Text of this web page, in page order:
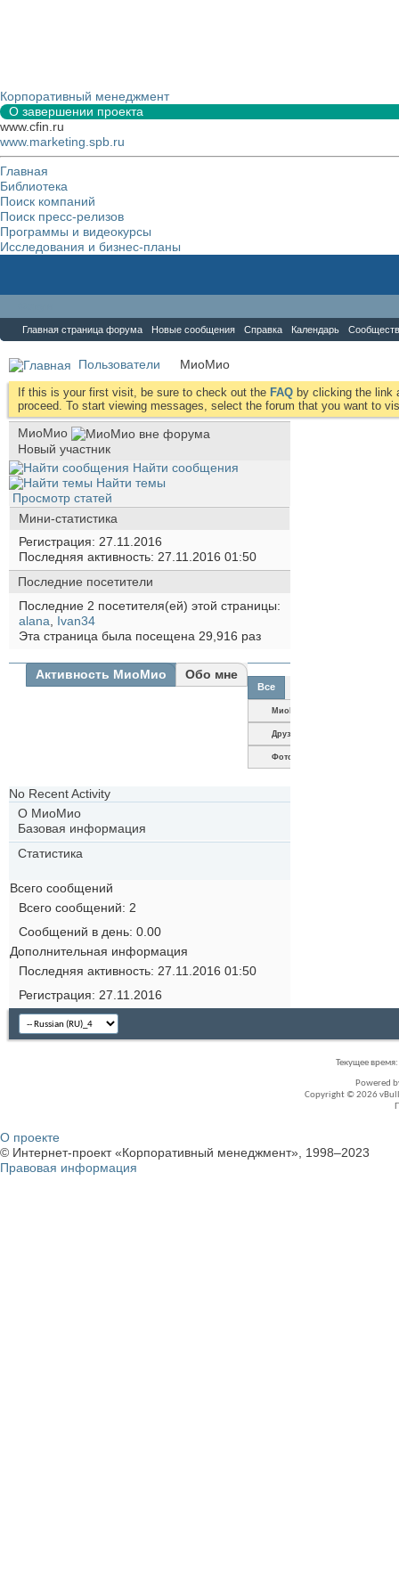
Корпоративный менеджмент
О завершении проекта
www.cfin.ru
www.marketing.spb.ru
Главная
Библиотека
Поиск компаний
Поиск пресс-релизов
Программы и видеокурсы
Исследования и бизнес-планы
Главная страница форума Новые сообщения Справка Календарь
Пользователи МиоМио
If this is your first visit, be sure to check out the FAQ by clicking the link
proceed. To start viewing messages, select the forum that you want to
МиоМио
Новый участник
Найти сообщения
Найти темы
Просмотр статей
Мини-статистика
Регистрация
27.11.2016
Последняя активность 27.11.2016 01:50
Последние посетители
Последние 2 посетителя(ей) этой страницы:
alana
Ivan34
Эта страница была посещена 29,916 раз
Активность МиоМио Обо мне
Все
МиоМио
Друзья
Фотографии
No Recent Activity
О МиоМио
Базовая информация
Статистика
Всего сообщений
Всего сообщений
2
Сообщений в день 0.00
Дополнительная информация
Последняя активность 27.11.2016 01:50
Регистрация
27.11.2016
Текущее время:
Powered
Copyright © 2026
О проекте
© Интернет-проект «Корпоративный менеджмент», 1998–2023
Правовая информация